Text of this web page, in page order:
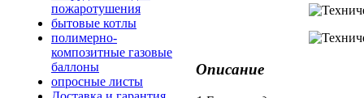
пожаротушения
бытовые котлы
полимерно-
композитные газовые
баллоны
опросные листы
Описание